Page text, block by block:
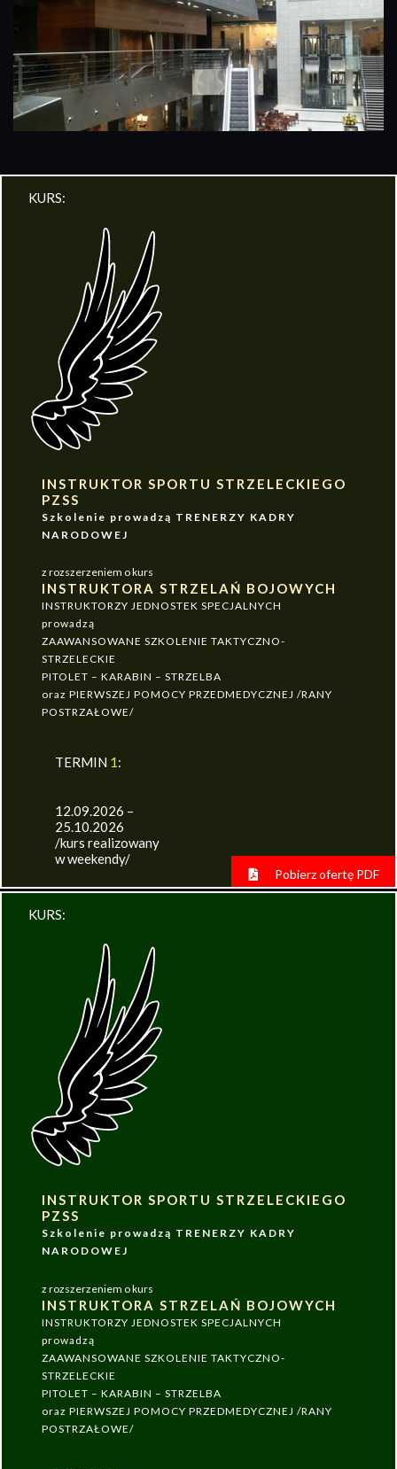
KURS:
INSTRUKTOR SPORTU STRZELECKIEGO
PZSS
Szkolenie prowadzą TRENERZY KADRY
NARODOWEJ
z rozszerzeniem o kurs
INSTRUKTORA STRZELAŃ BOJOWYCH
INSTRUKTORZY JEDNOSTEK SPECJALNYCH
prowadzą
ZAAWANSOWANE SZKOLENIE TAKTYCZNO-
STRZELECKIE
PITOLET – KARABIN – STRZELBA
oraz PIERWSZEJ POMOCY PRZEDMEDYCZNEJ /RANY
POSTRZAŁOWE/
TERMIN 1:
12.09.2026 –
25.10.2026
/kurs realizowany
w weekendy/
Pobierz ofertę PDF
KURS:
INSTRUKTOR SPORTU STRZELECKIEGO
PZSS
Szkolenie prowadzą TRENERZY KADRY
NARODOWEJ
z rozszerzeniem o kurs
INSTRUKTORA STRZELAŃ BOJOWYCH
INSTRUKTORZY JEDNOSTEK SPECJALNYCH
prowadzą
ZAAWANSOWANE SZKOLENIE TAKTYCZNO-
STRZELECKIE
PITOLET – KARABIN – STRZELBA
oraz PIERWSZEJ POMOCY PRZEDMEDYCZNEJ /RANY
POSTRZAŁOWE/